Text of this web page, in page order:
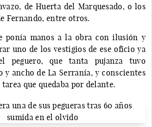
de Huerta del Marquesado, o los
Fernando, entre otros.
ponía manos a la obra con ilusión y
uno de los vestigios de ese oficio ya
peguero, que tanta pujanza tuvo
y ancho de La Serranía, y conscientes
que quedaba por delante.